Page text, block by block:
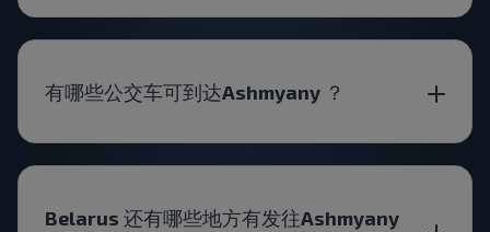
有哪些公交车可到达Ashmyany ？
Belarus 还有哪些地方有发往Ashmyany